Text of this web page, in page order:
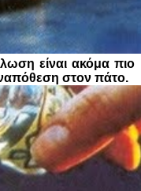
είναι ακόμα πιο
στον πάτο.